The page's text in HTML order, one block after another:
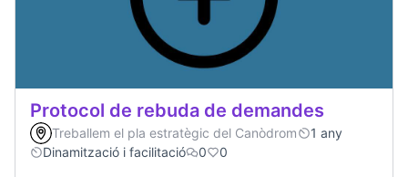
Protocol de rebuda de demandes
Treballem el pla estratègic del Canòdrom
1 any
Dinamització i facilitació
0 0